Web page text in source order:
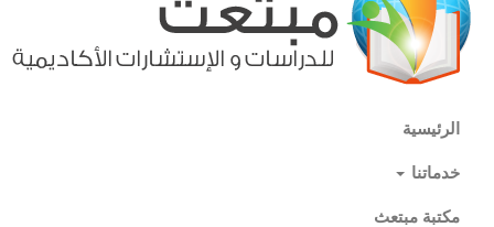
الرئيسية
خدماتنا
مكتبة مبتعث